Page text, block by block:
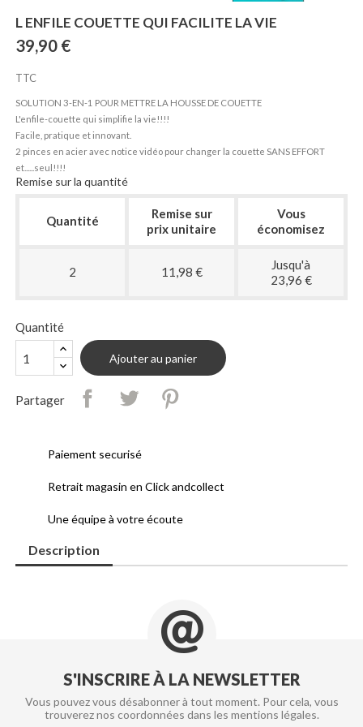
L ENFILE COUETTE QUI FACILITE LA VIE
39,90 €
TTC
SOLUTION 3-EN-1 POUR METTRE LA HOUSSE DE COUETTE
L'enfile-couette qui simplifie la vie!!!!
Facile, pratique et innovant.
2 pinces en acier avec notice vidéo pour changer la couette SANS EFFORT
et......seul!!!!
Remise sur la quantité
Quantité
Remise sur
prix unitaire
Vous
économisez
2 11,98 €
Jusqu'à
23,96 €
Quantité
Ajouter au panier
Partager
Paiement securisé
Retrait magasin en Click andcollect
Une équipe à votre écoute
Description
S'INSCRIRE À LA NEWSLETTER
Vous pouvez vous désabonner à tout moment. Pour cela, vous
trouverez nos coordonnées dans les mentions légales.